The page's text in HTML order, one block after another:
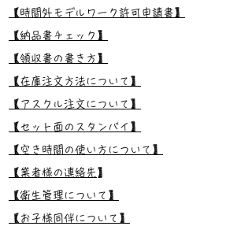
【時間外モデルワーク許可申請書】
【納品書チェック】
【領収書の書き方】
【在庫注文方法について】
【アスクル注文について】
【セット面のスタンバイ】
【空き時間の使い方について】
【業者様の連絡先 】
【衛生管理について】
【お子様同伴について】